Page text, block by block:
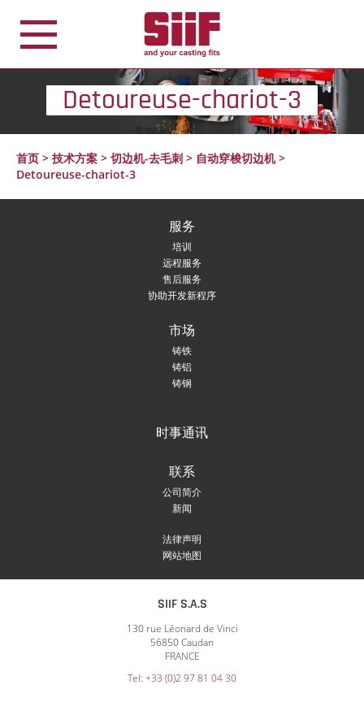
Detoureuse-chariot-3
首页 > 技术方案 > 切边机-去毛刺 > 自动穿梭切边机>
Detoureuse-chariot-3
服务
培训
远程服务
售后服务
协助开发新程序
市场
铸铁
铸铝
铸钢
时事通讯
联系
公司简介
新闻
法律声明
网站地图
SIIF S.A.S
130 rue Léonard de Vinci
56850 Caudan
FRANCE
Tel: +33 (0)2 97 81 04 30